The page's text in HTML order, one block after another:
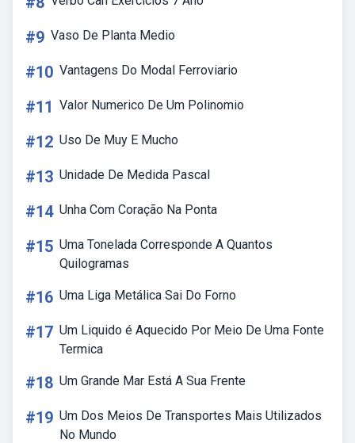
#9 Vaso De Planta Medio
#10 Vantagens Do Modal Ferroviario
#11 Valor Numerico De Um Polinomio
#12 Uso De Muy E Mucho
#13 Unidade De Medida Pascal
#14 Unha Com Coração Na Ponta
#15 Uma Tonelada Corresponde A Quantos
Quilogramas
#16 Uma Liga Metálica Sai Do Forno
#17 Um Liquido é Aquecido Por Meio De Uma Fonte
Termica
#18 Um Grande Mar Está A Sua Frente
#19 Um Dos Meios De Transportes Mais Utilizados
No Mundo